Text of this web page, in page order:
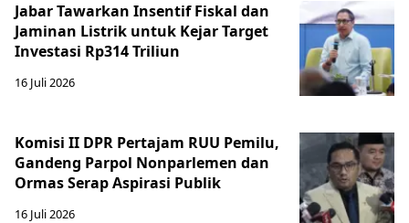
Jabar Tawarkan Insentif Fiskal dan
Jaminan Listrik untuk Kejar Target
Investasi Rp314 Triliun
16 Juli 2026
Komisi II DPR Pertajam RUU Pemilu,
Gandeng Parpol Nonparlemen dan
Ormas Serap Aspirasi Publik
16 Juli 2026